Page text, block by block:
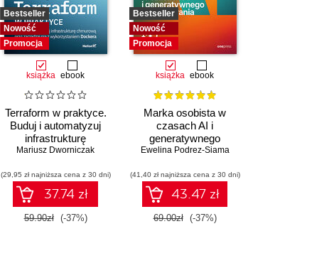
Bestseller
Nowość
Promocja
książka ebook
Terraform w praktyce.
Buduj i automatyzuj
infrastrukturę
chmurową oraz
wykorzystaniem
Dockera
Mariusz Dworniczak
(29,95 zł najniższa cena z 30 dni)
37.74 zł
59.90zł (-37%)
Bestseller
Nowość
Promocja
książka ebook
Marka osobista w
czasach AI i
generatywnego
wyszukiwania
Ewelina Podrez-Siama
(41,40 zł najniższa cena z 30 dni)
43.47 zł
69.00zł (-37%)